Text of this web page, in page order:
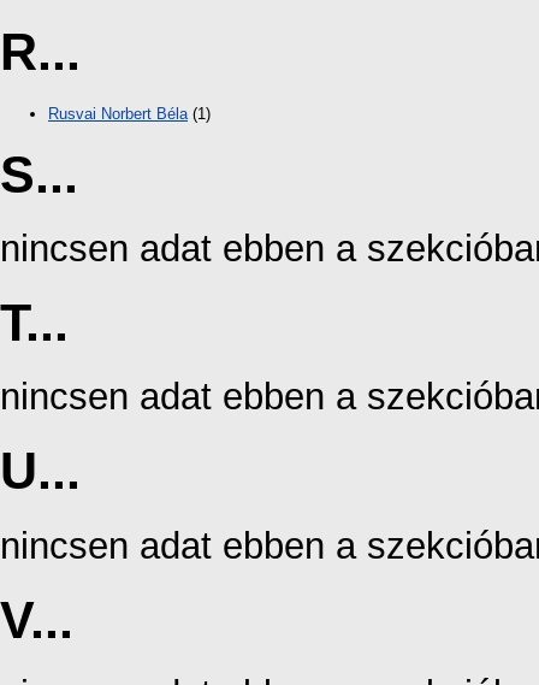
R...
Rusvai Norbert Béla (1)
S...
nincsen adat ebben a
T...
nincsen adat ebben a
U...
nincsen adat ebben a
V...